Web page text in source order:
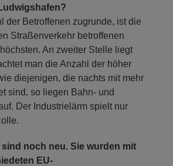
der Betroffenen zugrunde, ist die
Straßenverkehr betroffenen
An zweiter Stelle liegt
man die Anzahl der höher
diejenigen, die nachts mit mehr
sind, so liegen Bahn- und
Der Industrielärm spielt nur
noch neu. Sie wurden mit
EU-